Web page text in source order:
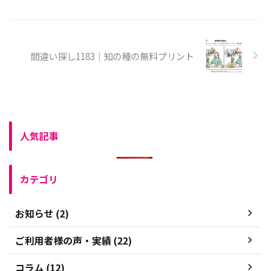
間違い探し1183｜知の種の無料プリント
人気記事
カテゴリ
お知らせ (2)
ご利用者様の声・実績 (22)
コラム (12)